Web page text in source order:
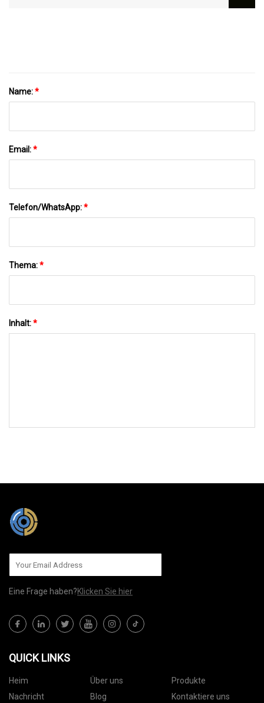
Name:*
Email:*
Telefon/WhatsApp:*
Thema:*
Inhalt:*
Eine Frage haben?Klicken Sie hier
QUICK LINKS
Heim Über uns
Produkte
Nachricht
Blog Kontaktiere uns